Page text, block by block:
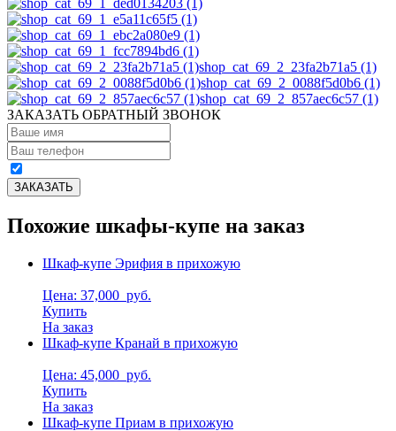
shop_cat_69_2_23fa2b71a5 (1)
shop_cat_69_2_0088f5d0b6 (1)
shop_cat_69_2_857aec6c57 (1)
ЗАКАЗАТЬ ОБРАТНЫЙ ЗВОНОК
Похожие шкафы-купе на заказ
Шкаф-купе Эрифия в прихожую
Цена: 37,000 руб.
Купить
На заказ
Шкаф-купе Кранай в прихожую
Цена: 45,000 руб.
Купить
На заказ
Шкаф-купе Приам в прихожую